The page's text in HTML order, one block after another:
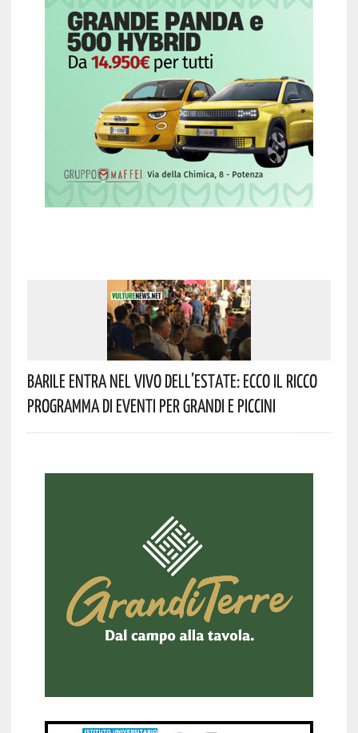
Barile Entra Nel Vivo Dell’estate: Ecco Il Ricco
Programma Di Eventi Per Grandi E Piccini